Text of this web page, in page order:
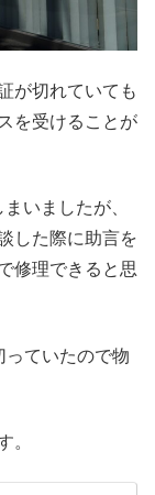
が切れていても
を受けることが
いましたが、
した際に助言を
修理できると思
っていたので物
。